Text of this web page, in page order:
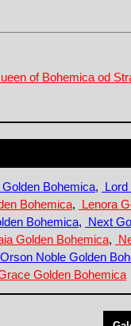
of Bohemica od
Golden Bohemica,
Bohemica, Lenora
Bohemica, Next
Golden Bohemica,
Orson Noble Golden
Golden Bohemica